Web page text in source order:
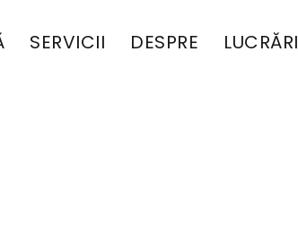
SERVICII DESPRE LUCRĂRI